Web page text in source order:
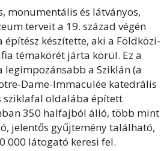
monumentális és látványos,
terveit a 19. század végén
készítette, aki a Földközi-
témakörét járta körül. Ez a
legimpozánsabb a Sziklán (a
Dame-Immaculée katedrális
sziklafal oldalába épített
350 halfajból álló, több mint
jelentős gyűjtemény található,
000 látogató keresi fel.